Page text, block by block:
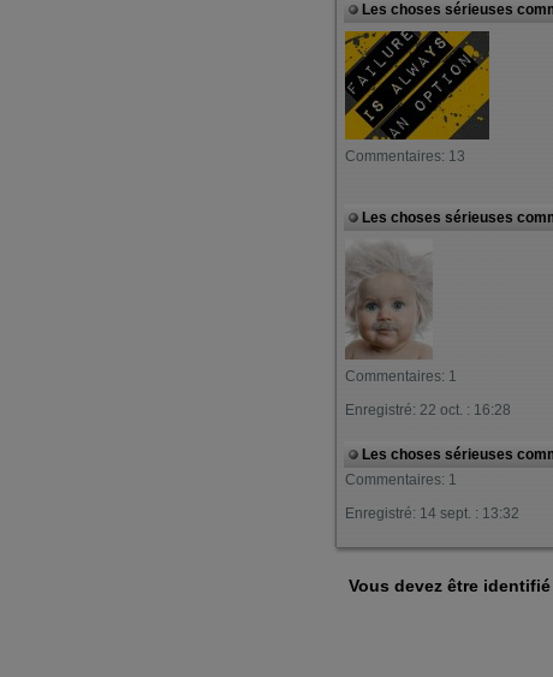
Les choses sérieuses
Commentaires: 13
Les choses sérieuses
Commentaires: 1
Enregistré: 22 oct. : 16:28
Les choses sérieuses
Commentaires: 1
Enregistré: 14 sept. : 13:32
Vous devez être